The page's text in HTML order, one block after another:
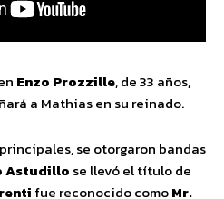
Enzo Prozzille, de 33 años,
a Mathias en su reinado.
se otorgaron bandas
Astudillo se llevó el título de
fue reconocido comoMr.